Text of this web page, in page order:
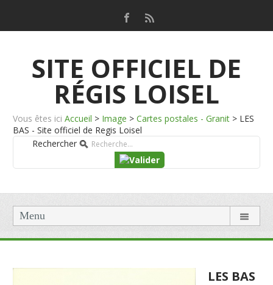
SITE OFFICIEL DE
RÉGIS LOISEL
Vous êtes ici Accueil > Image > Cartes postales - Granit > LES
BAS - Site officiel de Regis Loisel
Rechercher
Menu
LES BAS